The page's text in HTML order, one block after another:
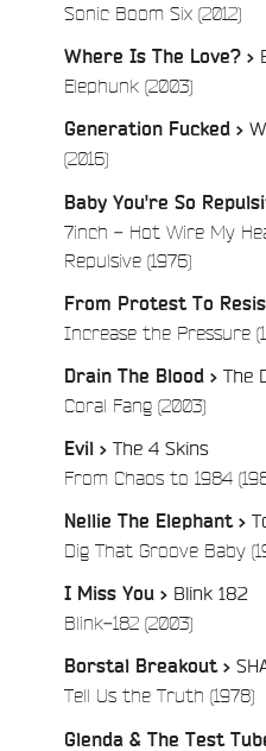
Sonic Boom Six (2012)/
Where Is The Love? >
Elephunk (2003)/
Generation Fucked >
(2016)/
Baby You're So
7inch - Hot Wire My
Repulsive (1976)/
From Protest To
Increase the Pressure
Drain The Blood > The
Coral Fang (2003)/
Evil > The 4 Skins
From Chaos to 1984
Nellie The Elephant >
Dig That Groove Baby
I Miss You > Blink 182
Blink-182 (2003)/
Borstal Breakout >
Tell Us the Truth (1978)/
Glenda & The Test